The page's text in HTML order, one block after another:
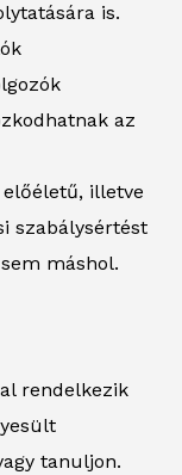
is.
az
illetve
szabálysértést
máshol.
rendelkezik
tanuljon.